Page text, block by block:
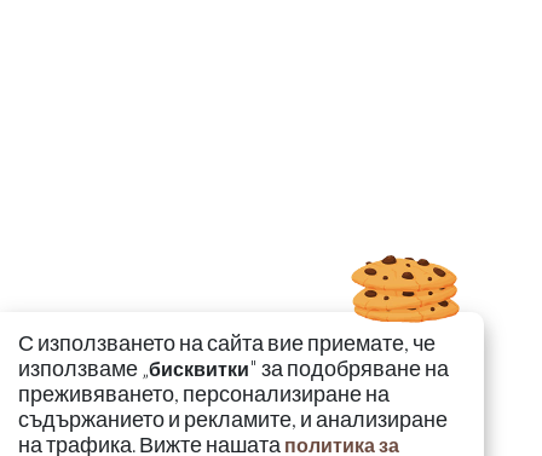
С използването на сайта вие приемате, че
използваме „бисквитки" за подобряване на
преживяването, персонализиране на
съдържанието и рекламите, и анализиране
на трафика. Вижте нашата политика за